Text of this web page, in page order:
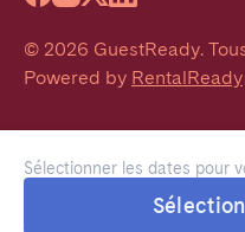
Sélectionner les dates pour
© 2026 GuestReady.
Powered by RentalReady